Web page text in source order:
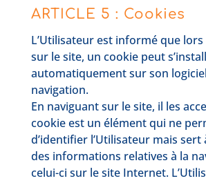
ARTICLE 5 : Cookies
L’Utilisateur est informé que lors
sur le site, un cookie peut
automatiquement sur son
navigation.
En naviguant sur le site, il les
cookie est un élément qui ne
d’identifier l’Utilisateur mais
des informations relatives à la
celui-ci sur le site Internet.